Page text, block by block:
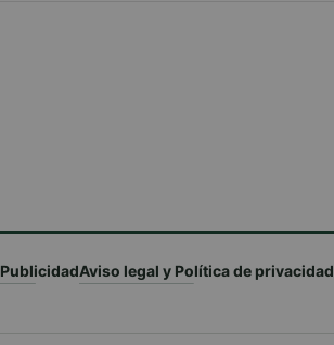
PublicidadAviso legal y Política de privacidad